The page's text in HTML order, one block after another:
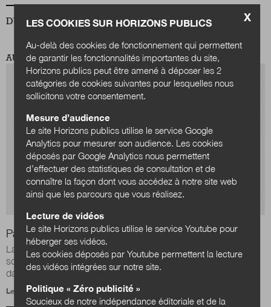
DU MÊME AUTEUR
AU-DELÀ DES FRONTIÈRES
Panorama de politiques managériales inspirantes
La crise sanitaire du covid-19 a fait émerger – ou fait resurgir
sous de nouvelles formes – de nouvelles façons de manager
dans les organisations...
Le 14 février 2022
X
LES COOKIES SUR HORIZONS PUBLICS
Au-delà des cookies de fonctionnement qui permettent
de garantir les fonctionnalités importantes du site,
Horizons publics peut être amené à déposer les 2
catégories de cookies suivantes pour lesquelles nous
sollicitons votre consentement.
Mesure d’audience
Le site Horizons publics utilise le service Google
Analytics pour mesurer son audience. Les cookies
déposés par Google Analytics nous permettent
d’effectuer des statistiques de consultation et de
connaître la façon dont vous accédez à notre site web
ainsi que les parcours que vous réalisez.
Lecture de vidéos
Le site Horizons publics utilise le service Youtube pour
héberger ses vidéos.
Les cookies déposés par Youtube permettent la lecture
des vidéos intégrées sur notre site.
Politique « Zéro publicité »
Soucieux de notre indépendance éditoriale et de la